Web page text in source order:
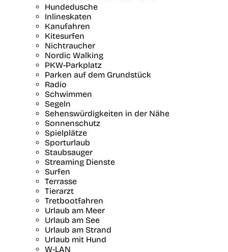
Hundedusche
Inlineskaten
Kanufahren
Kitesurfen
Nichtraucher
Nordic Walking
PKW-Parkplatz
Parken auf dem Grundstück
Radio
Schwimmen
Segeln
Sehenswürdigkeiten in der Nähe
Sonnenschutz
Spielplätze
Sporturlaub
Staubsauger
Streaming Dienste
Surfen
Terrasse
Tierarzt
Tretbootfahren
Urlaub am Meer
Urlaub am See
Urlaub am Strand
Urlaub mit Hund
W-LAN